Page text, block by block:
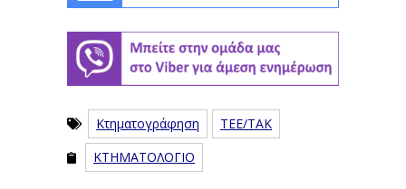
Κτηματογράφηση
ΤΕΕ/ΤΑΚ
ΚΤΗΜΑΤΟΛΟΓΙΟ